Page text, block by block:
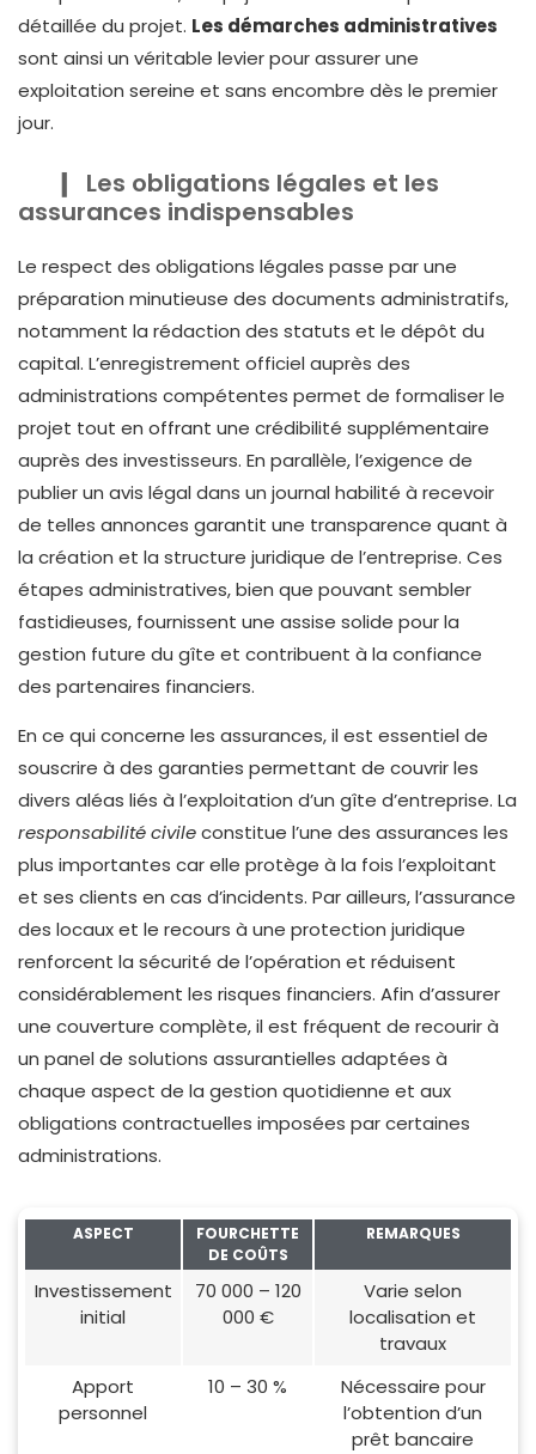
détaillée du projet. Les démarches administratives
sont ainsi un véritable levier pour assurer une
exploitation sereine et sans encombre dès le premier
jour.
Les obligations légales et les
assurances indispensables
Le respect des obligations légales passe par une
préparation minutieuse des documents administratifs,
notamment la rédaction des statuts et le dépôt du
capital. L’enregistrement officiel auprès des
administrations compétentes permet de formaliser le
projet tout en offrant une crédibilité supplémentaire
auprès des investisseurs. En parallèle, l’exigence de
publier un avis légal dans un journal habilité à recevoir
de telles annonces garantit une transparence quant à
la création et la structure juridique de l’entreprise. Ces
étapes administratives, bien que pouvant sembler
fastidieuses, fournissent une assise solide pour la
gestion future du gîte et contribuent à la confiance
des partenaires financiers.
En ce qui concerne les assurances, il est essentiel de
souscrire à des garanties permettant de couvrir les
divers aléas liés à l’exploitation d’un gîte d’entreprise. La
responsabilité civileconstitue l’une des assurances les
plus importantes car elle protège à la fois l’exploitant
et ses clients en cas d’incidents. Par ailleurs, l’assurance
des locaux et le recours à une protection juridique
renforcent la sécurité de l’opération et réduisent
considérablement les risques financiers. Afin d’assurer
une couverture complète, il est fréquent de recourir à
un panel de solutions assurantielles adaptées à
chaque aspect de la gestion quotidienne et aux
obligations contractuelles imposées par certaines
administrations.
ASPECT
FOURCHETTE
DE COÛTS
REMARQUES
Investissement
initial
70 000 – 120
000 €
Varie selon
localisation et
travaux
Apport
personnel
10 – 30 %
Nécessaire pour
l’obtention d’un
prêt bancaire